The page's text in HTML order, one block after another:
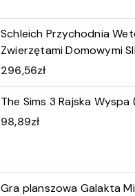
Schleich Przychodnia
Zwierzętami Domowymi
296,56zł
The Sims 3 Rajska Wyspa
98,89zł
Gra planszowa Galakta